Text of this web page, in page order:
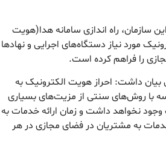
سازمان، راه اندازی سامانه هدا(هویت
مورد نیاز دستگاه‌های اجرایی و نهادها
را فراهم کرده است.
داشت: احراز هویت الکترونیک به
با روش‌های سنتی از مزیت‌های بسیاری
وجود نخواهد داشت و زمان ارائه خدمات به
خدمات به مشتریان در فضای مجازی در هر